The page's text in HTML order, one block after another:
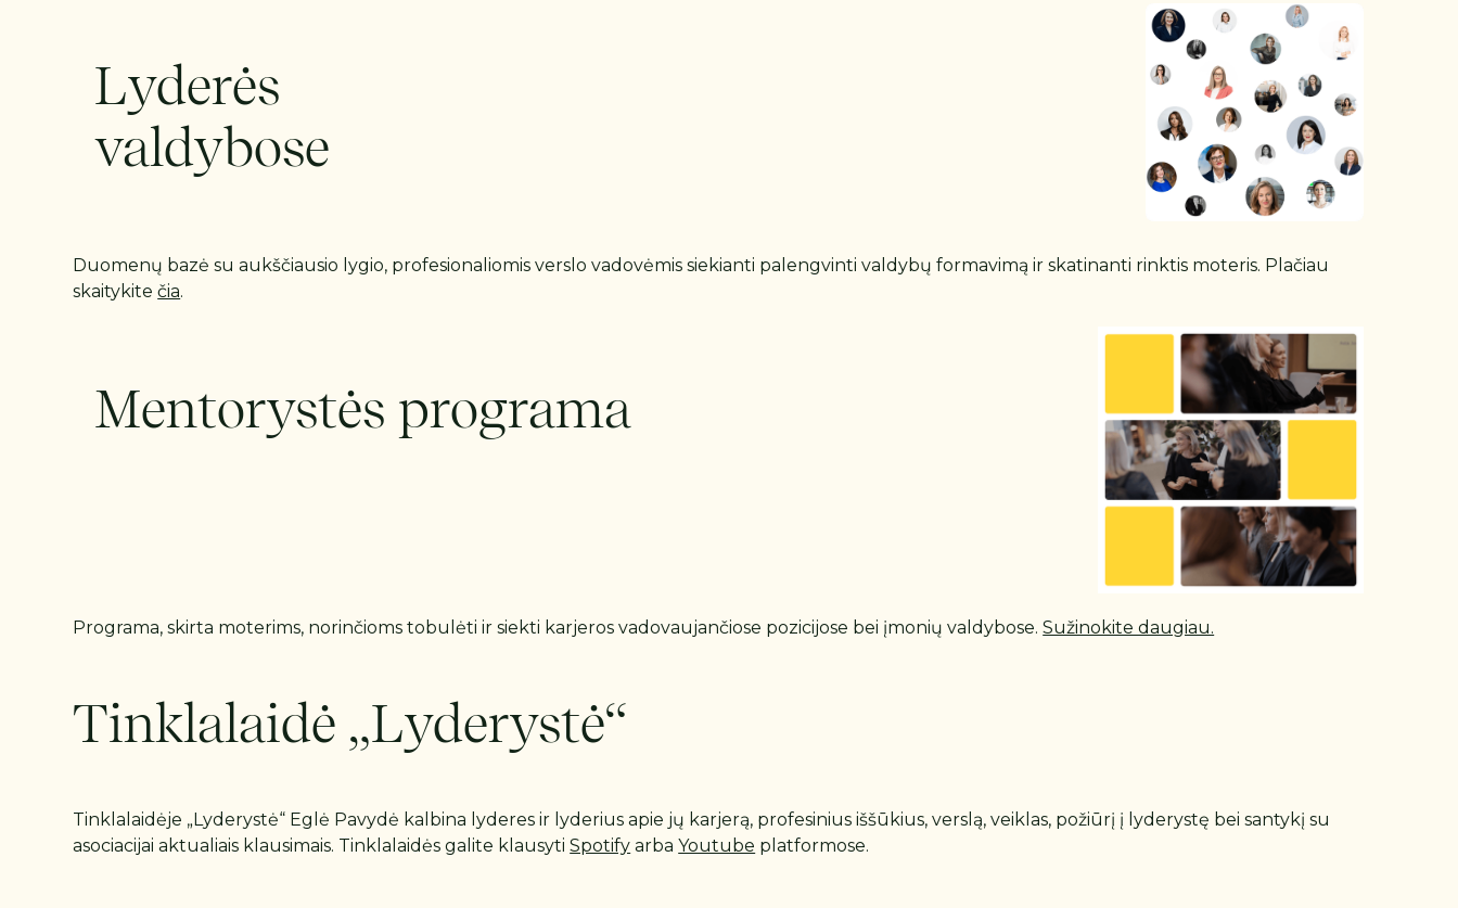
Lyderės
valdybose
Duomenų bazė su aukščiausio lygio, profesionaliomis verslo vadovėmis siekianti palengvinti valdybų formavimą ir skatinanti rinktis moteris. Plačiau
skaitykitečia.
Mentorystės programa
Programa, skirta moterims, norinčioms tobulėti ir siekti karjeros vadovaujančiose pozicijose bei įmonių valdybose.Sužinokite daugiau.
Tinklalaidė „Lyderystė“
Tinklalaidėje „Lyderystė“ Eglė Pavydė kalbina lyderes ir lyderius apie jų karjerą, profesinius iššūkius, verslą, veiklas, požiūrį į lyderystę bei santykį su
asociacijai aktualiais klausimais. Tinklalaidės galite klausytiSpotify arbaYoutube platformose.